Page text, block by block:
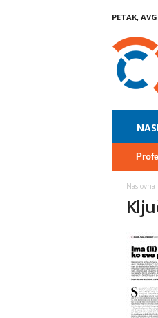
PETAK,
E
R
Naslovna